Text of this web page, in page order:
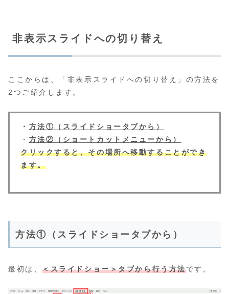
非表示スライドへの切り替え
ここからは、「非表示スライドへの切り替え」の方法を
2つご紹介します。
・ 方法①（スライドショータブから）
・ 方法②（ショートカットメニューから）
クリックすると、その場所へ移動することができ
ます。
方法①（スライドショータブから）
最初は、＜スライドショー＞タブから行う方法です。